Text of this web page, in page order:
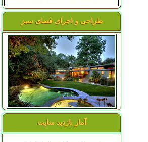
طراحی و اجرای فضای سبز
آمار بازدید سایت